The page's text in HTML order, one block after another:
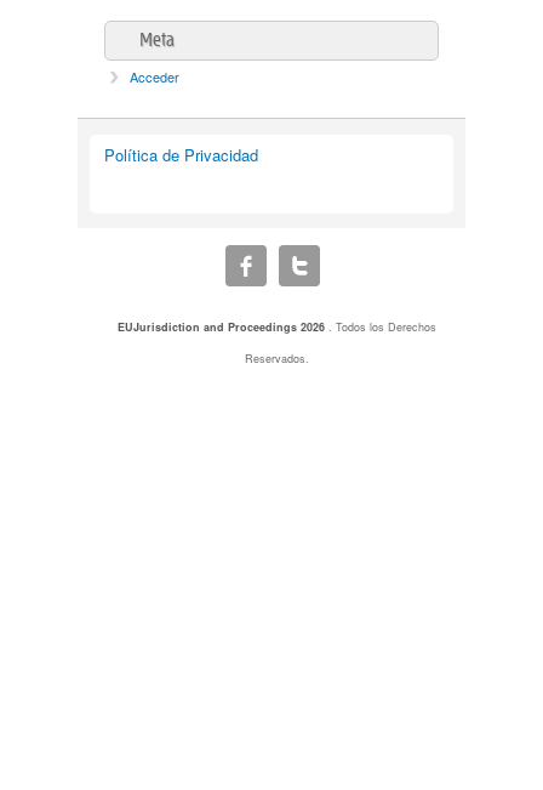
Meta
Acceder
Política de Privacidad
EUJurisdiction and Proceedings 2026. Todos los Derechos
Reservados.